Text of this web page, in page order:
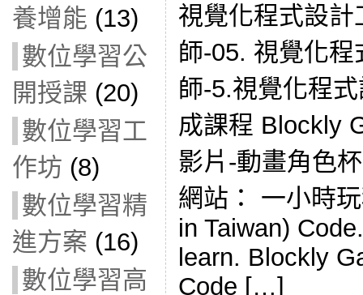
養增能 (13)
數位學習公
開授課 (20)
數位學習工
作坊 (8)
數位學習精
進方案 (16)
數位學習高
視覺化程式設
師-05. 視覺化
師-5.視覺化程
成課程 Blockly
影片-動畫角色
網站： 一小時
in Taiwan)
learn. Blockly
Code […]